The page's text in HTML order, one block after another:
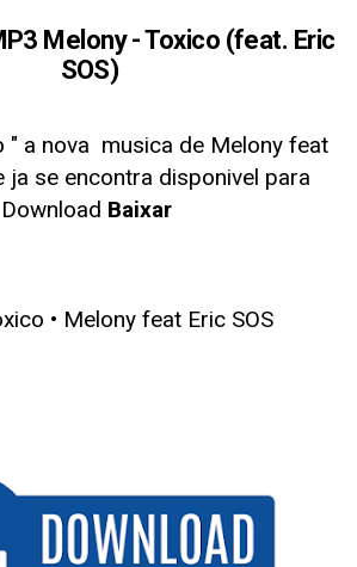
Melony - Toxico (feat. Eric
SOS)
" a nova musica de Melony feat
ja se encontra disponivel para
Download Baixar
• Melony feat Eric SOS